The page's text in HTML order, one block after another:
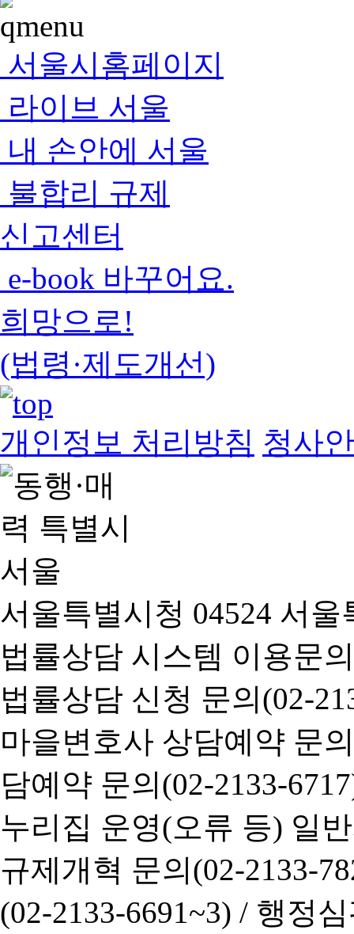
서울시홈페이지
라이브 서울
내 손안에 서울
불합리 규제
신고센터
e-book 바꾸어요.
희망으로!
(법령·제도개선)
개인정보 처리방침 청사
서울특별시청 04524 서
법률상담 시스템 이용문
법률상담 신청 문의(02-
마을변호사 상담예약 문
담예약 문의(02-2133-
누리집 운영(오류 등) 일
규제개혁 문의(02-2133-
(02-2133-6691~3) / 행정심